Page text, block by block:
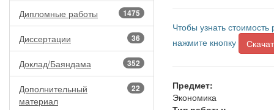
1475
Дипломные работы
36
Диссертации
352
Доклад/Баяндама
22
Дополнительный
материал
Чтобы узнать
нажмите кнопку
Предмет:
Экономика